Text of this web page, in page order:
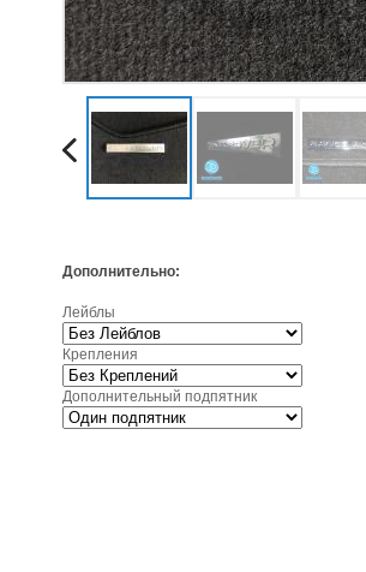
Дополнительно:
Лейблы
Крепления
Дополнительный подпятник